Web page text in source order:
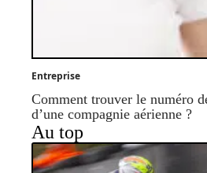
Entreprise
Comment trouver le numéro
d’une compagnie aérienne ?
Au top